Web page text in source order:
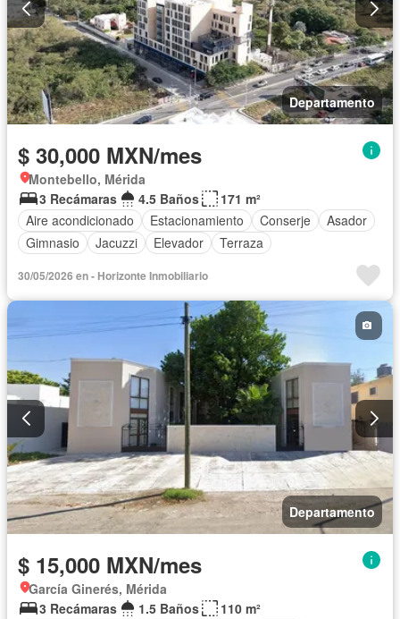
Departamento
$ 30,000 MXN/mes
Montebello, Mérida
3 Recámaras
4.5 Baños
171 m²
Aire acondicionado
Estacionamiento Conserje
Asador
Gimnasio
Jacuzzi Elevador Terraza
30/05/2026 en - Horizonte Inmobiliario
Departamento
$ 15,000 MXN/mes
García Ginerés, Mérida
3 Recámaras
1.5 Baños
110 m²